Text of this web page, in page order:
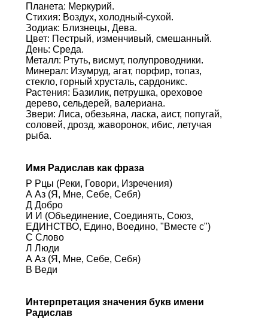
Планета: Меркурий.
Стихия: Воздух, холодный-сухой.
Зодиак: Близнецы, Дева.
Цвет: Пестрый, изменчивый, смешанный.
День: Среда.
Металл: Ртуть, висмут, полупроводники.
Минерал: Изумруд, агат, порфир, топаз,
стекло, горный хрусталь, сардоникс.
Растения: Базилик, петрушка, ореховое
дерево, сельдерей, валериана.
Звери: Лиса, обезьяна, ласка, аист, попугай,
соловей, дрозд, жаворонок, ибис, летучая
рыба.
Имя Радислав как фраза
Р Рцы (Реки, Говори, Изречения)
А Аз (Я, Мне, Себе, Себя)
Д Добро
И И (Объединение, Соединять, Союз,
ЕДИНСТВО, Едино, Воедино, "Вместе с")
С Слово
Л Люди
А Аз (Я, Мне, Себе, Себя)
В Веди
Интерпретация значения букв имени
Радислав